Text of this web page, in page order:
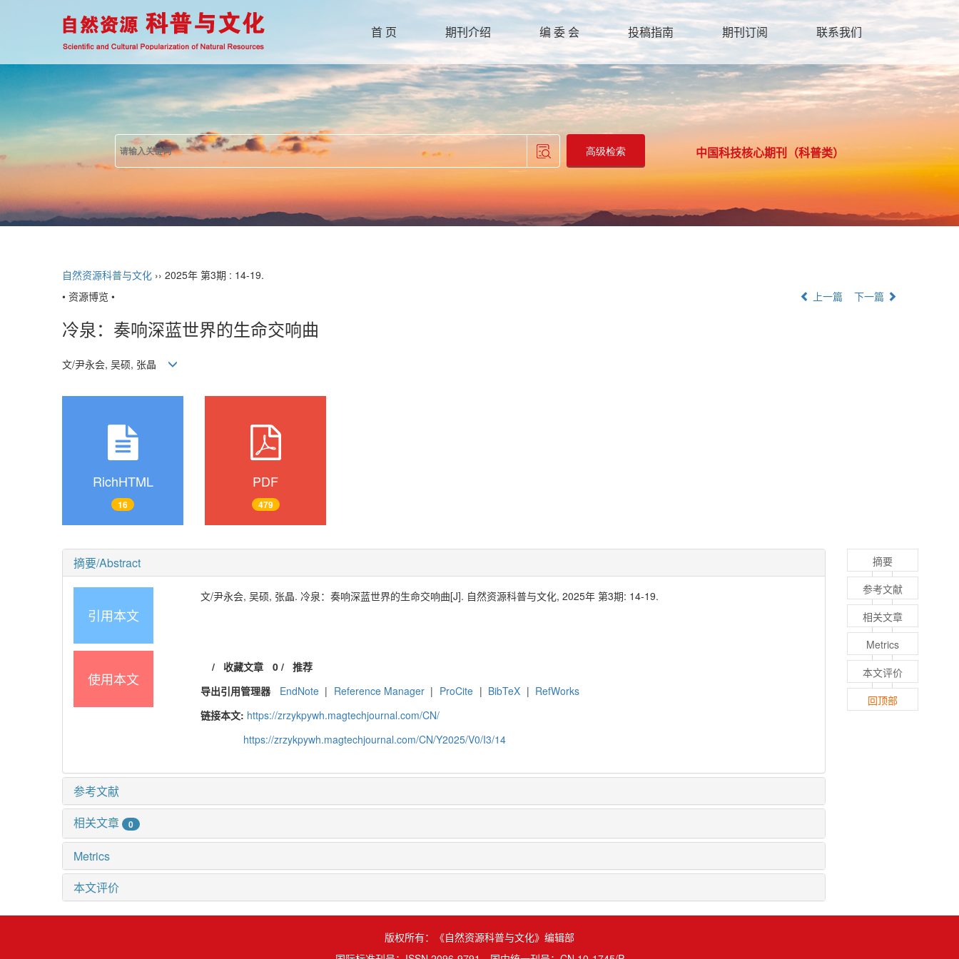
首 页 期刊介绍 编 委 会 投稿指南 期刊订阅 联系我们
中国科技核心期刊（科普类）
自然资源科普与文化 ›› 2025年 第3期 : 14-19.
• 资源博览 •
上一篇 下一篇
冷泉：奏响深蓝世界的生命交响曲
文/尹永会, 吴硕, 张晶
RichHTML
16
PDF
479
摘要/Abstract
引用本文
文/尹永会, 吴硕, 张晶. 冷泉：奏响深蓝世界的生命交响曲[J]. 自然资源科普与文化, 2025年 第3期: 14-19.
使用本文
/ 收藏文章 0/ 推荐
导出引用管理器
EndNote | Reference Manager | ProCite | BibTeX | RefWorks
链接本文: https://zrzykpywh.magtechjournal.com/CN/
https://zrzykpywh.magtechjournal.com/CN/Y2025/V0/I3/14
参考文献
相关文章
0
Metrics
本文评价
摘要
参考文献
相关文章
Metrics
本文评价
回顶部
版权所有：《自然资源科普与文化》编辑部